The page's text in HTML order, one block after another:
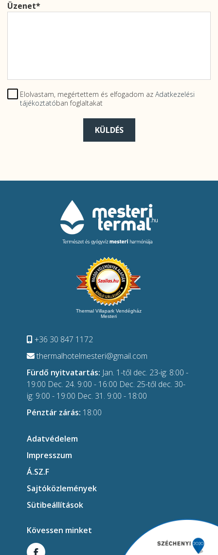
Üzenet
Elolvastam, megértettem és elfogadom az Adatkezelési
tájékoztatóban foglaltakat
KÜLDÉS
Thermal Villapark Vendégház
Mesteri
+36 30 847 1172
thermalhotelmesteri@gmail.com
Fürdő nyitvatartás: Jan. 1-től dec. 23-ig: 8:00 -
19:00 Dec. 24. 9:00 - 16:00 Dec. 25-től dec. 30-
ig: 9:00 - 19:00 Dec. 31. 9:00 - 18:00
Pénztár zárás: 18:00
Adatvédelem
Impresszum
Á.SZ.F
Sajtóközlemények
Sütibeállítások
Kövessen minket